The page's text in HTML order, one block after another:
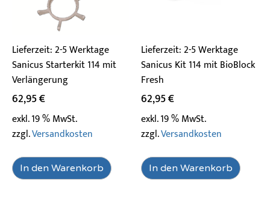
Lieferzeit:2-5 Werktage
Sanicus Starterkit 114 mit
Verlängerung
62,95€
exkl. 19 % MwSt.
zzgl.Versandkosten
In den Warenkorb
Lieferzeit:2-5 Werktage
Sanicus Kit 114 mit BioBlock
Fresh
62,95€
exkl. 19 % MwSt.
zzgl.Versandkosten
In den Warenkorb